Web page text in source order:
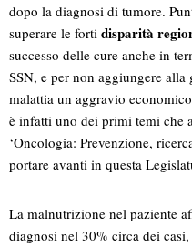
dopo la diagnosi di tumore.
superare le forti disparità
successo delle cure anche in
SSN, e per non aggiungere
malattia un aggravio
è infatti uno dei primi temi che
‘Oncologia: Prevenzione,
portare avanti in questa
La malnutrizione nel paziente
diagnosi nel 30% circa dei casi,